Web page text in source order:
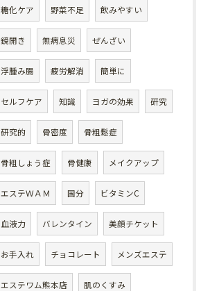
糖化ケア 野菜不足 飲みやすい
鏡開き 無病息災 ぜんざい
浮腫み腸 疲労解消 簡単に
セルフケア 知識 ヨガの効果 研究
研究的 骨密度 骨粗鬆症
骨粗しょう症 骨健康 メイクアップ
エステＷＡＭ 国分 ビタミンC
血液力 バレンタイン 美顔チケット
お手入れ チョコレート メンズエステ
エステワム熊本店 肌のくすみ